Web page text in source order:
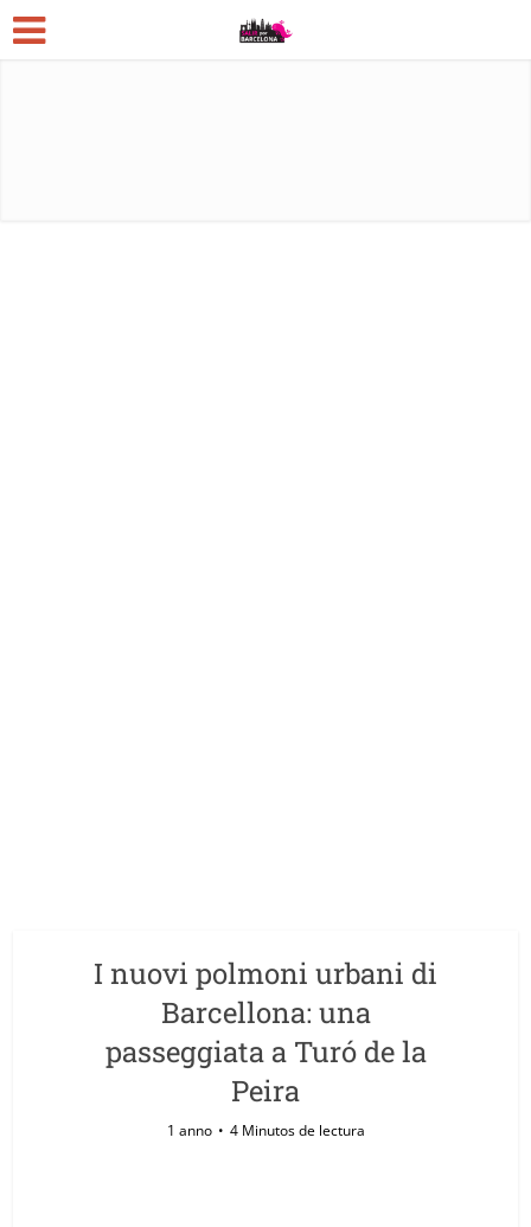
I nuovi polmoni urbani di
Barcellona: una
passeggiata a Turó de la
Peira
1 anno 4 Minutos de lectura